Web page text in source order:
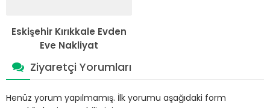
Eskişehir Kırıkkale Evden
Eve Nakliyat
Ziyaretçi Yorumları
Henüz yorum yapılmamış. İlk yorumu aşağıdaki form